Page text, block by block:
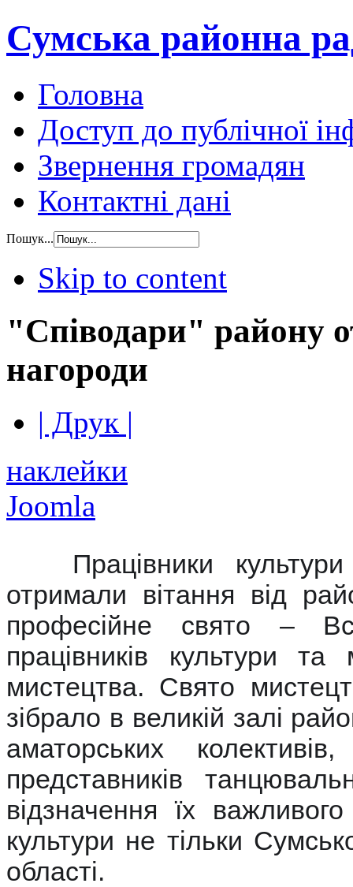
Сумська районна
Головна
Доступ до публічної
Звернення громадян
Контактні дані
Пошук...
Skip to content
"Співодари" району
нагороди
| Друк |
наклейки
Joomla
Працівники культури
отримали вітання від
професійне свято –
працівників культури та
мистецтва. Свято
зібрало в великій залі
аматорських колективів,
представників
відзначення їх
культури не тільки
області.